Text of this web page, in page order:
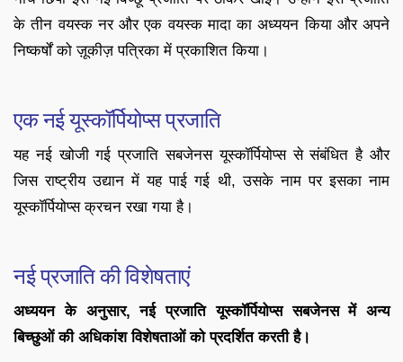
के तीन वयस्क नर और एक वयस्क मादा का अध्ययन किया और अपने
निष्कर्षों को ज़ूकीज़ पत्रिका में प्रकाशित किया।
एक नई यूस्कॉर्पियोप्स प्रजाति
यह नई खोजी गई प्रजाति सबजेनस यूस्कॉर्पियोप्स से संबंधित है और
जिस राष्ट्रीय उद्यान में यह पाई गई थी, उसके नाम पर इसका नाम
यूस्कॉर्पियोप्स क्रचन रखा गया है।
नई प्रजाति की विशेषताएं
अध्ययन के अनुसार, नई प्रजाति यूस्कॉर्पियोप्स सबजेनस में अन्य
बिच्छुओं की अधिकांश विशेषताओं को प्रदर्शित करती है।